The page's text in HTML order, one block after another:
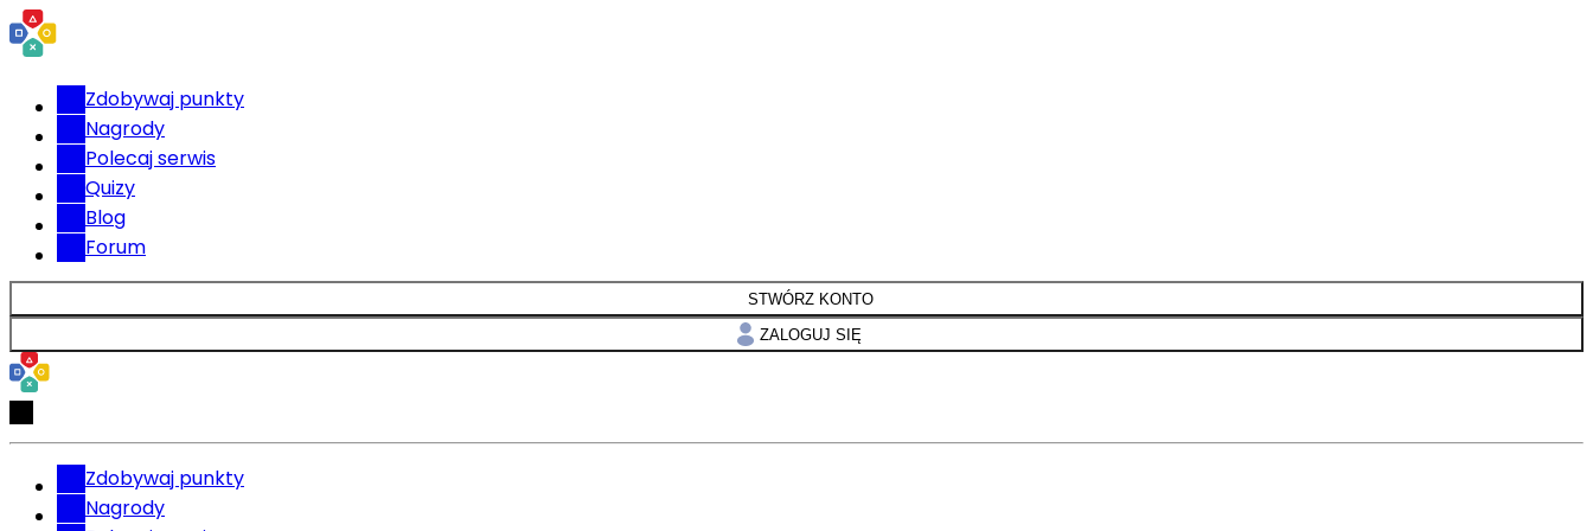
Zdobywaj punkty
Nagrody
Polecaj serwis
Quizy
Blog
Forum
STWÓRZ KONTO
ZALOGUJ SIĘ
Zdobywaj punkty
Nagrody